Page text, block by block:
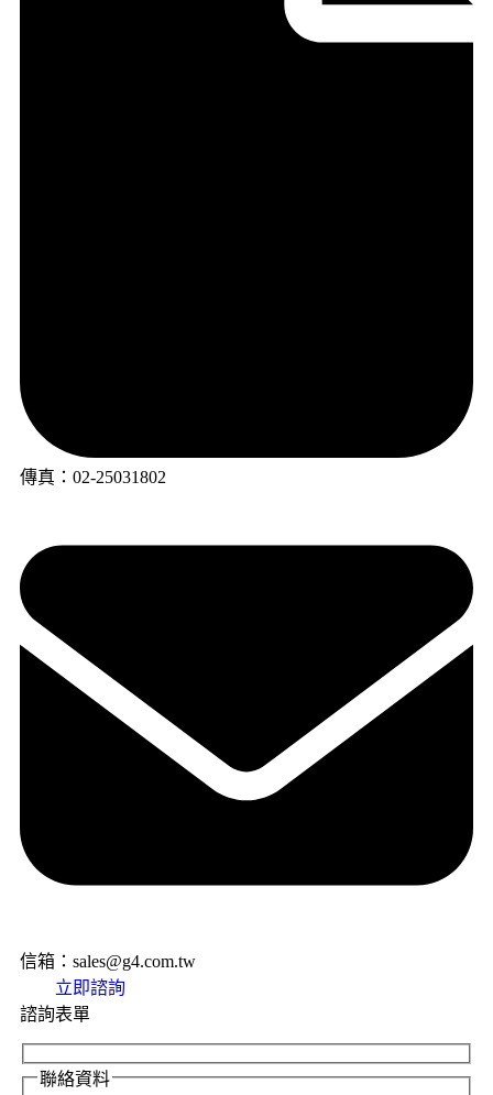
傳真：02-25031802
信箱：sales@g4.com.tw
立即諮詢
諮詢表單
聯絡資料